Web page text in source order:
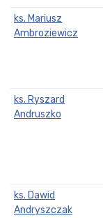
ks. Mariusz
Ambroziewicz
ks. Ryszard
Andruszko
ks. Dawid
Andryszczak